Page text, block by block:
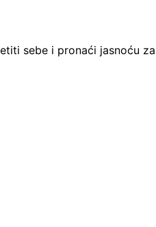
sebe i pronaći jasnoću